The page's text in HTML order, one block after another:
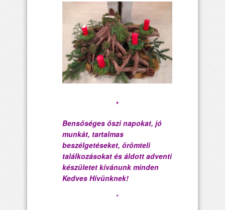
*
Bensőséges őszi napokat, jó
munkát, tartalmas
beszélgetéseket, örömteli
találkozásokat és áldott adventi
készületet kívánunk minden
Kedves Hívünknek!
*